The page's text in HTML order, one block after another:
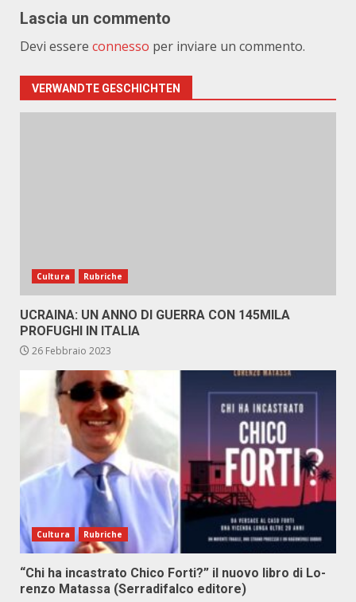
Lascia un commento
Devi essere connesso per inviare un commento.
VERWANDTE GESCHICHTEN
Cultura Rubriche
UCRAINA: UN ANNO DI GUERRA CON 145MILA
PROFUGHI IN ITALIA
26 Febbraio 2023
Cultura Rubriche
“Chi ha in­ca­stra­to Chi­co For­ti?” il nuo­vo li­bro di Lo­
ren­zo Ma­tas­sa (Ser­ra­di­fal­co edi­to­re)